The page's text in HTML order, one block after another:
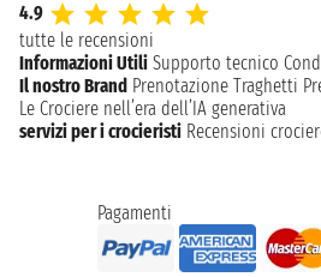
4.9
tutte le recensioni
Informazioni Utili Supporto tecnico
Il nostro Brand Prenotazione Traghetti
Le Crociere nell’era dell’IA generativa
servizi per i crocieristi Recensioni
Pagamenti